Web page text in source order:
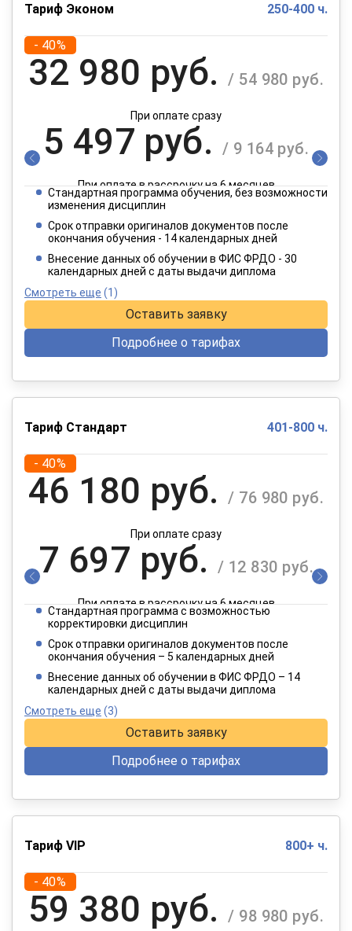
Тариф Эконом 250-400 ч.
- 40%
32 980 руб. / 54 980 руб.
При оплате сразу
5 497 руб. / 9 164 руб.
При оплате в рассрочку на 6 месяцев
2 749 руб.
При оплате в рассрочку на 12 месяцев
Стандартная программа обучения, без возможности
изменения дисциплин
Срок отправки оригиналов документов после
окончания обучения - 14 календарных дней
Внесение данных об обучении в ФИС ФРДО - 30
календарных дней с даты выдачи диплома
Смотреть еще (1)
Оставить заявку
Подробнее о тарифах
Тариф Стандарт 401-800 ч.
- 40%
46 180 руб. / 76 980 руб.
При оплате сразу
7 697 руб. / 12 830 руб.
При оплате в рассрочку на 6 месяцев
3 849 руб.
При оплате в рассрочку на 12 месяцев
Стандартная программа с возможностью
корректировки дисциплин
Срок отправки оригиналов документов после
окончания обучения – 5 календарных дней
Внесение данных об обучении в ФИС ФРДО – 14
календарных дней с даты выдачи диплома
Смотреть еще (3)
Оставить заявку
Подробнее о тарифах
Тариф VIP 800+ ч.
- 40%
59 380 руб. / 98 980 руб.